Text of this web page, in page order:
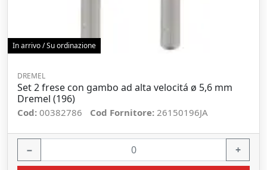
In arrivo / Su ordinazione
DREMEL
Set 2 frese con gambo ad alta velocitá ø 5,6 mm
Dremel (196)
Cod: 00382786 Cod Fornitore: 26150196JA
− +